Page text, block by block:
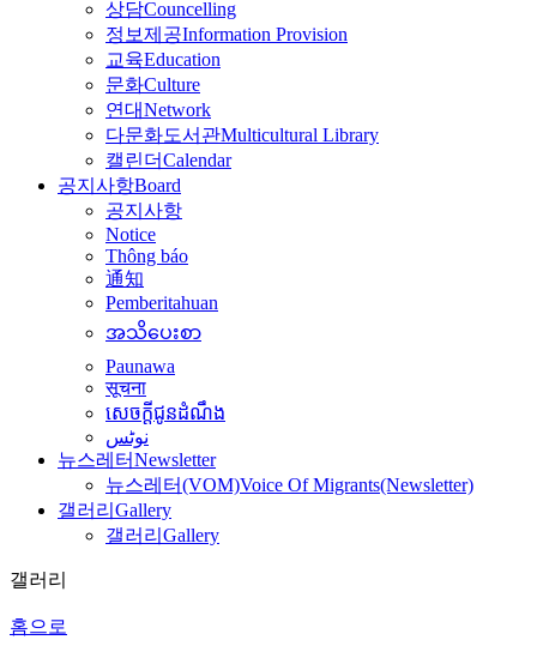
상담Councelling
정보제공Information Provision
교육Education
문화Culture
연대Network
다문화도서관Multicultural Library
캘린더Calendar
공지사항Board
공지사항
Notice
Thông báo
通知
Pemberitahuan
အသိပေးစာ
Paunawa
सूचना
សេចក្តីជូនដំណឹង
نوٹس
뉴스레터Newsletter
뉴스레터(VOM)Voice Of Migrants(Newsletter)
갤러리 Gallery
갤러리 Gallery
갤러리
홈으로